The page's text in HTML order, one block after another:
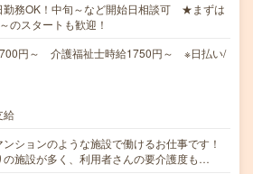
勤務OK！中旬～など開始日相談可 ★まずは
のスタートも歓迎！
円～ 介護福祉士時給1750円～ ※日払い/
給
ンションのような施設で働けるお仕事です！
の施設が多く、利用者さんの要介護度も…